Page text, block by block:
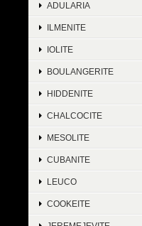
ADULARIA
ILMENITE
IOLITE
BOULANGERITE
HIDDENITE
CHALCOCITE
MESOLITE
CUBANITE
LEUCO
COOKEITE